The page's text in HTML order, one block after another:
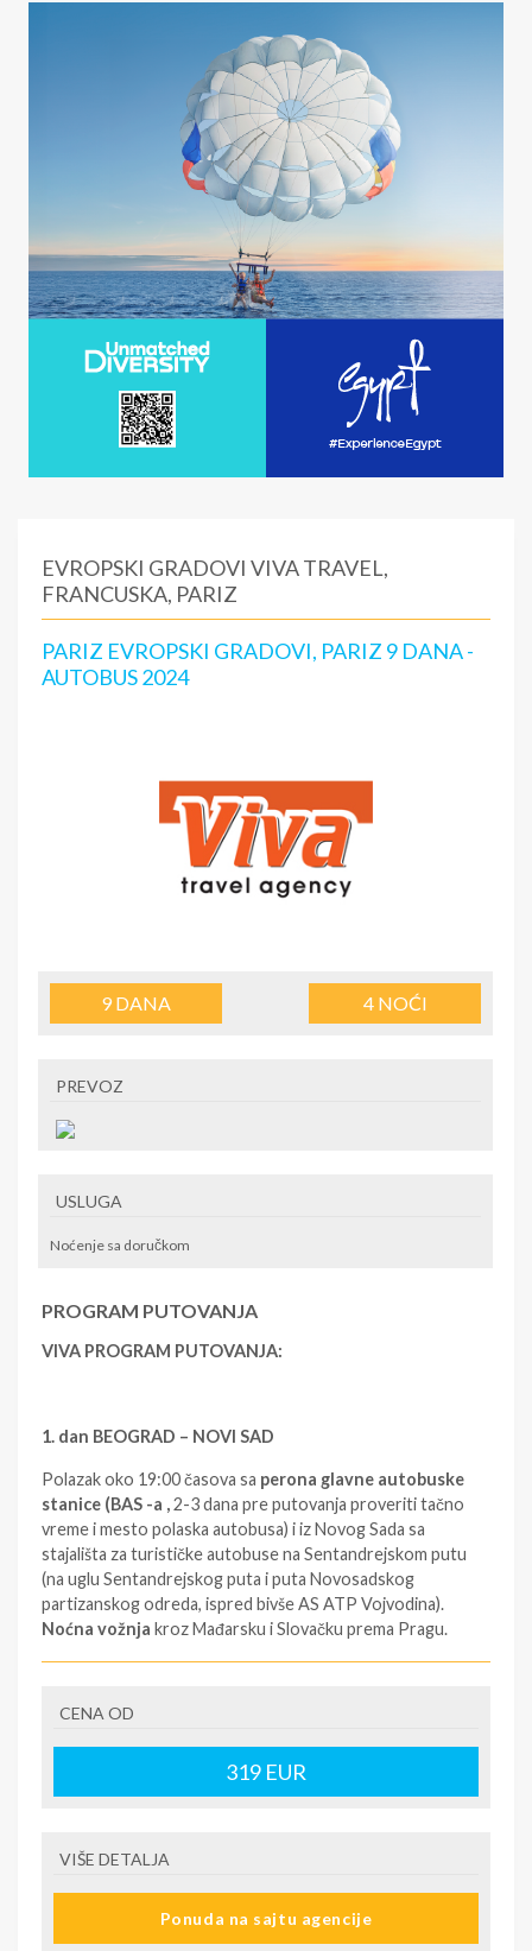
EVROPSKI GRADOVI VIVA TRAVEL,
FRANCUSKA, PARIZ
PARIZ EVROPSKI GRADOVI, PARIZ 9 DANA -
AUTOBUS 2024
9 DANA 4NOĆI
PREVOZ
USLUGA
Noćenje sa doručkom
PROGRAM PUTOVANJA
VIVA PROGRAM PUTOVANJA:
1. dan BEOGRAD – NOVI SAD
Polazak oko 19:00 časova sa perona glavne autobuske
stanice (BAS -a ,2-3 dana pre putovanja proveriti tačno
vreme i mesto polaska autobusa) i iz Novog Sada sa
stajališta za turističke autobuse na Sentandrejskom putu
(na uglu Sentandrejskog puta i puta Novosadskog
partizanskog odreda, ispred bivše AS ATP Vojvodina).
Noćna vožnja kroz Mađarsku i Slovačku prema Pragu.
Dolazak uPrag
Strahov, manastirska biblioteka iz 17. veka, katedrala Sv.
upoznavanje sa centrom grada. Nakon obilaska smeštaj u
hotel. Slobodno vreme za individualne aktivnosti.
CENA OD
319 EUR
VIŠE DETALJA
Ponuda na sajtu agencije